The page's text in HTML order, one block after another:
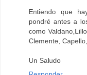
Entiendo que
pondré antes a
como
Clemente,
Un Saludo